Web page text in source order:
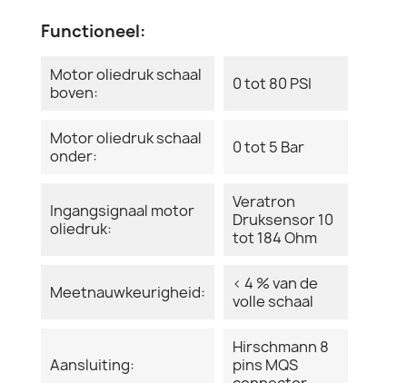
Functioneel:
Motor oliedruk schaal
boven:
0 tot 80 PSI
Motor oliedruk schaal
onder:
0 tot 5 Bar
Ingangsignaal motor
oliedruk:
Veratron
Druksensor 10
tot 184 Ohm
Meetnauwkeurigheid:
< 4 % van de
volle schaal
Aansluiting:
Hirschmann 8
pins MQS